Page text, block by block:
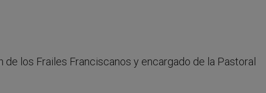
los Frailes Franciscanos y encargado de la Pastoral